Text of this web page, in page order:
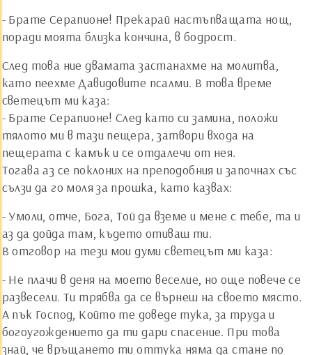
- Брате Серапионе! Прекарай настъпващата нощ,
поради моята близка кончина, в бодрост.
След това ние двамата застанахме на молитва,
като пеехме Давидовите псалми. В това време
светецът ми каза:
- Брате Серапионе! След като си замина, положи
тялото ми в тази пещера, затвори входа на
пещерата с камък и се отдалечи от нея.
Тогава аз се поклоних на преподобния и започнах със
сълзи да го моля за прошка, като казвах:
- Умоли, отче, Бога, Той да вземе и мене с тебе, та и
аз да дойда там, където отиваш ти.
В отговор на тези мои думи светецът ми каза:
- Не плачи в деня на моето веселие, но още повече се
развесели. Ти трябва да се върнеш на своето място.
А пък Господ, Който те доведе тука, за труда и
богоугождението да ти дари спасение. При това
знай, че връщането ти оттука няма да стане по